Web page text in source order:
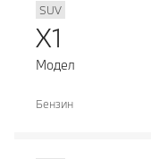
SUV
X1
Модел
Бензин